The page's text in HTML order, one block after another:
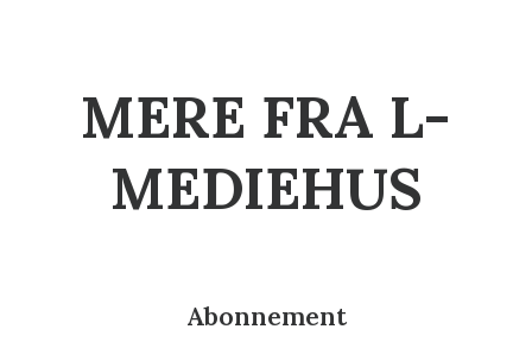
MERE FRA L-
MEDIEHUS
Abonnement